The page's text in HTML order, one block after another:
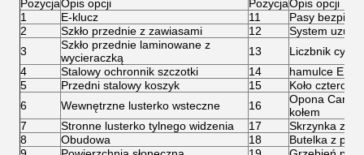
PozycjaOpis opcji PozycjaOpis opcji
1
E-klucz 11
Pasy
2
Szkło przednie z zawiasami 12
System
3
Szkło przednie laminowane z
wycieraczką
13
Liczbnik
4
Stalowy ochronnik szczotki 14
hamulce EM
5
Przedni stalowy koszyk 15
Koło
6
Wewnętrzne lusterko wsteczne 16
Opona
kołem
7
Stronne lusterko tylnego widzenia 17
Skrzynka z
8
Obudowa 18
Butelka z